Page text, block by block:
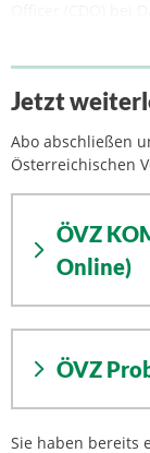
Jetzt
Abo abschließen
Österreichischen
ÖVZ
Online)
ÖVZ
Sie haben bereits